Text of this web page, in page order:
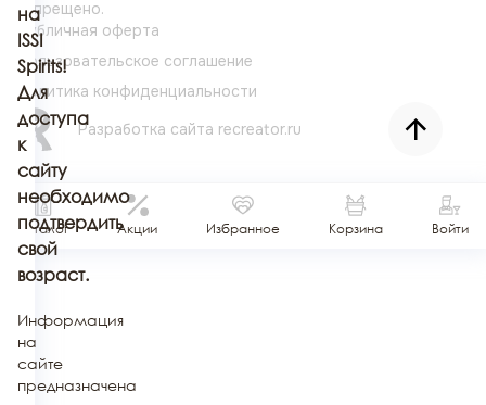
запрещено.
Публичная оферта
Пользовательское соглашение
Политика конфиденциальности
Разработка сайта recreator.ru
Каталог Акции Избранное Корзина Войти
на
ISSI
Spirits!
Для
доступа
к
сайту
необходимо
подтвердить
свой
возраст.
Информация
на
сайте
предназначена